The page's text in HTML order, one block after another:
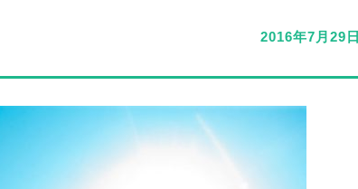
2016年7月29日